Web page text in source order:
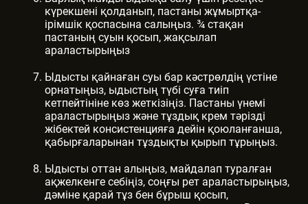
күрекшені қолданып, пастаны жұмыртқа-
ірімшік қоспасына салыңыз. ¾ стақан
пастаның суын қосып, жақсылап
араластырыңыз
Ыдысты қайнаған суы бар кәстрөлдің үстіне
орнатыңыз, ыдыстың түбі суға тиіп
кетпейтініне көз жеткізіңіз. Пастаны үнемі
араластырыңыз және тұздық крем тәрізді
жібектей консистенцияға дейін қоюланғанша,
қабырғаларынан тұздықты қырып тұрыңыз.
Ыдысты оттан алыңыз, майдалап туралған
ақжелкенге себіңіз, соңғы рет араластырыңыз,
дәміне қарай тұз бен бұрыш қосып,